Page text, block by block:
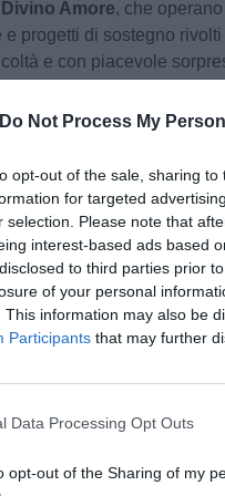
Do Not Process My
opt-out of the sale, sharing
for targeted
selection. Please note that
interest-based ads based
to third parties prior
of your personal
This information may also be
Participants that may further
Data Processing Opt Outs
opt-out of the Sharing of my
Amore, che
progetti di sostegno
e con piacevole
ruolo più impegnativo ma
dei nostri
e di bilancio del
Daniela Di Vitae
–ma anche un'occasione
Ringraziamo di cuore
e che, con la loro
delle Suore del Divino
profuso a favore
che da anni